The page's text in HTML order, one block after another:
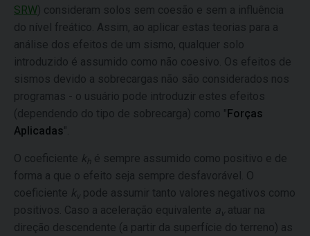
SRW) consideram solos sem coesão e sem a influência
do nível freático. Assim, ao aplicar estas teorias para a
análise dos efeitos de um sismo, qualquer solo
introduzido é assumido como não coesivo. Os efeitos de
sismos devido a sobrecargas não são considerados nos
programas - o usuário pode introduzir estes efeitos
(dependendo do tipo de sobrecarga) como "Forças
Aplicadas".
O coeficiente kh é sempre assumido como positivo e de
forma a que o efeito seja sempre desfavorável. O
coeficiente k v pode assumir tanto valores negativos como
positivos. Caso a aceleração equivalente av atuar na
direção descendente (a partir da superfície do terreno) as